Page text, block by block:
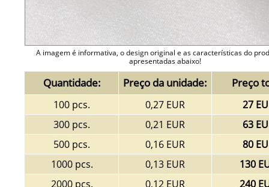
A imagem é informativa, o design original e as características do
apresentadas abaixo!
Quantidade: Preço da unidade: Preço
100 pcs. 0,27 EUR
27
300 pcs.
0,21 EUR
63
500 pcs.
0,16 EUR
80
1000 pcs.
0,13 EUR
130
2000 pcs.
0,12 EUR
240